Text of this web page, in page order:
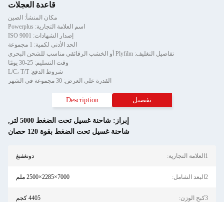
قاعدة العجلات
مكان المنشأ: الصين
اسم العلامة التجارية: Powerplus
إصدار الشهادات: ISO 9001
الحد الأدنى لكمية: 1 مجموعة
تفاصيل التغليف: Plyfilm أو الخشب الرقائقي مناسب للشحن البحري
وقت التسليم: 25-30 يومًا
شروط الدفع: L/C، T/T
القدرة على العرض: 30 مجموعة في الشهر
تفصيل Description
إبراز: شاحنة غسيل تحت الضغط 5000 لتر
,
شاحنة غسيل تحت الضغط بقوة 120 حصان
1العلامة التجارية: دونغفنغ
2البعد الشامل: 7000×2285×2500 ملم
3كبح الوزن: 4405 كجم